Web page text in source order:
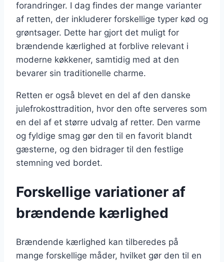
forandringer. I dag findes der mange varianter
af retten, der inkluderer forskellige typer kød og
grøntsager. Dette har gjort det muligt for
brændende kærlighed at forblive relevant i
moderne køkkener, samtidig med at den
bevarer sin traditionelle charme.
Retten er også blevet en del af den danske
julefrokosttradition, hvor den ofte serveres som
en del af et større udvalg af retter. Den varme
og fyldige smag gør den til en favorit blandt
gæsterne, og den bidrager til den festlige
stemning ved bordet.
Forskellige variationer af
brændende kærlighed
Brændende kærlighed kan tilberedes på
mange forskellige måder, hvilket gør den til en